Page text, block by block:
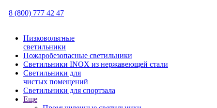
8 (800) 777 42 47
Низковольтные
светильники
Пожаробезопасные светильники
Светильники INOX из нержавеющей стали
Светильники для
чистых помещений
Светильники для спортзала
Еще